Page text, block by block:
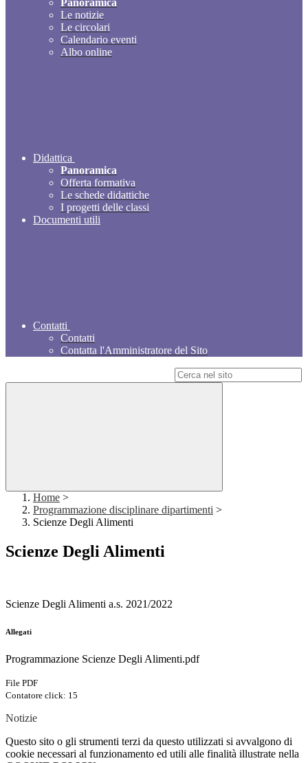
Panoramica
Le notizie
Le circolari
Calendario eventi
Albo online
Didattica
Panoramica
Offerta formativa
Le schede didattiche
I progetti delle classi
Documenti utili
Contatti
Contatti
Contatta l'Amministratore del Sito
Home >
Programmazione disciplinare dipartimenti >
Scienze Degli Alimenti
Scienze Degli Alimenti
Scienze Degli Alimenti a.s. 2021/2022
Allegati
Programmazione Scienze Degli Alimenti.pdf
File PDF
Contatore click: 15
Notizie
Questo sito o gli strumenti terzi da questo utilizzati si avvalgono di
cookie necessari al funzionamento ed utili alle finalità illustrate nella